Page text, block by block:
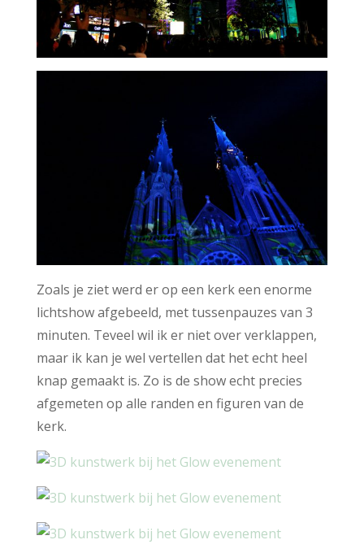
Zoals je ziet werd er op een kerk een enorme
lichtshow afgebeeld, met tussenpauzes van 3
minuten. Teveel wil ik er niet over verklappen,
maar ik kan je wel vertellen dat het echt heel
knap gemaakt is. Zo is de show echt precies
afgemeten op alle randen en figuren van de
kerk.